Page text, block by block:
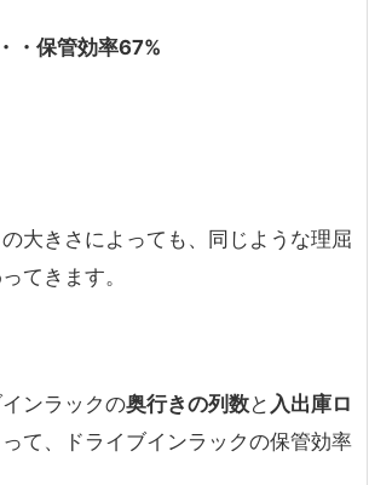
・保管効率67%
の大きさによっても、同じような理屈
てきます。
ンラックの奥行きの列数と 入出庫ロ
て、ドライブインラックの保管効率